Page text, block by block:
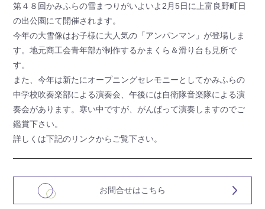
第４８回かみふらの雪まつりがいよいよ2月5日に上富良野町日
の出公園にて開催されます。
今年の大雪像はお子様に大人気の「アンパンマン」が登場しま
す。地元商工会青年部が制作するかまくら＆滑り台も見所で
す。
また、今年は新たにオープニングセレモニーとしてかみふらの
中学校吹奏楽部による演奏会、午後には自衛隊音楽隊による演
奏会があります。寒い中ですが、がんばって演奏しますのでご
鑑賞下さい。
詳しくは下記のリンクからご覧下さい。
お問合せはこちら